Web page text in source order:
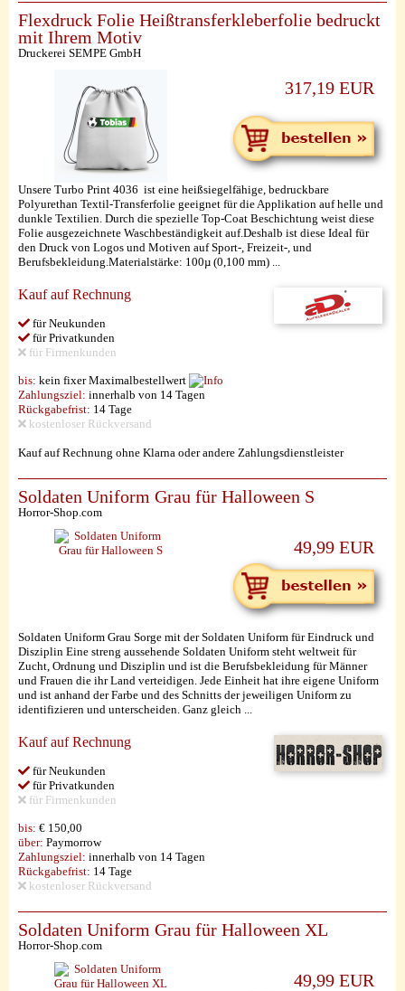
Flexdruck Folie Heißtransferkleberfolie bedruckt
mit Ihrem Motiv
Druckerei SEMPE GmbH
317,19 EUR
Unsere Turbo Print 4036 ist eine heißsiegelfähige, bedruckbare
Polyurethan Textil-Transferfolie geeignet für die Applikation auf helle und
dunkle Textilien. Durch die spezielle Top-Coat Beschichtung weist diese
Folie ausgezeichnete Waschbeständigkeit auf.Deshalb ist diese Ideal für
den Druck von Logos und Motiven auf Sport-, Freizeit-, und
Berufsbekleidung.Materialstärke: 100µ (0,100 mm) ...
Kauf auf Rechnung
für Neukunden
für Privatkunden
für Firmenkunden
bis: kein fixer Maximalbestellwert
Zahlungsziel: innerhalb von 14 Tagen
Rückgabefrist: 14 Tage
kostenloser Rückversand
Kauf auf Rechnung ohne Klarna oder andere Zahlungsdienstleister
Soldaten Uniform Grau für Halloween S
Horror-Shop.com
49,99 EUR
Soldaten Uniform Grau Sorge mit der Soldaten Uniform für Eindruck und
Disziplin Eine streng aussehende Soldaten Uniform steht weltweit für
Zucht, Ordnung und Disziplin und ist die Berufsbekleidung für Männer
und Frauen die ihr Land verteidigen. Jede Einheit hat ihre eigene Uniform
und ist anhand der Farbe und des Schnitts der jeweiligen Uniform zu
identifizieren und unterscheiden. Ganz gleich ...
Kauf auf Rechnung
für Neukunden
für Privatkunden
für Firmenkunden
bis: € 150,00
über: Paymorrow
Zahlungsziel: innerhalb von 14 Tagen
Rückgabefrist: 14 Tage
kostenloser Rückversand
Soldaten Uniform Grau für Halloween XL
Horror-Shop.com
49,99 EUR